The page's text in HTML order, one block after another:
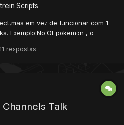
Scripts
em vez de funcionar com 1
Exemplo:No Ot pokemon , o
11 respostas
Talk